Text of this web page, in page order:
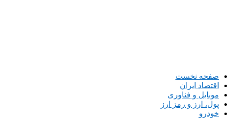
صفحه نخست
اقتصاد ایران
موبایل و فناوری
پول، ارز و رمز ارز
خودرو